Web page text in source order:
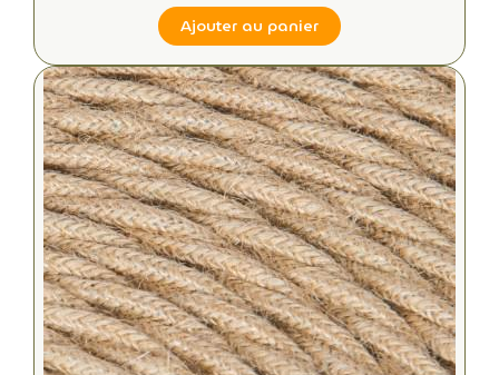
Ajouter au panier